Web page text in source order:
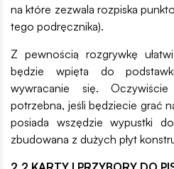
na które zezwala rozpiska
tego podręcznika).
Z pewnością rozgrywkę
będzie wpięta do
wywracanie się.
potrzebna, jeśli będziecie grać
posiada wszędzie wypustki
zbudowana z dużych płyt